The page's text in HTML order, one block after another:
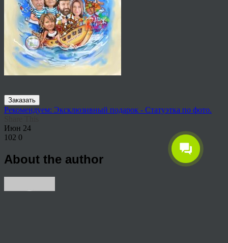
Заказать
Рекомендуем: Эксклюзивный подарок - Статуэтка по фото.
Июн 24
102 0
About the author